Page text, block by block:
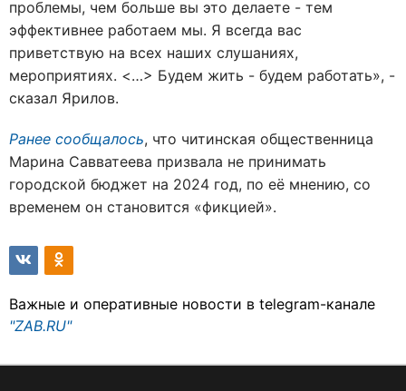
проблемы, чем больше вы это делаете - тем
эффективнее работаем мы. Я всегда вас
приветствую на всех наших слушаниях,
мероприятиях. <…> Будем жить - будем работать», -
сказал Ярилов.
Ранее сообщалось, что читинская общественница
Марина Савватеева призвала не принимать
городской бюджет на 2024 год, по её мнению, со
временем он становится «фикцией».
Важные и оперативные новости в telegram-канале
"ZAB.RU"